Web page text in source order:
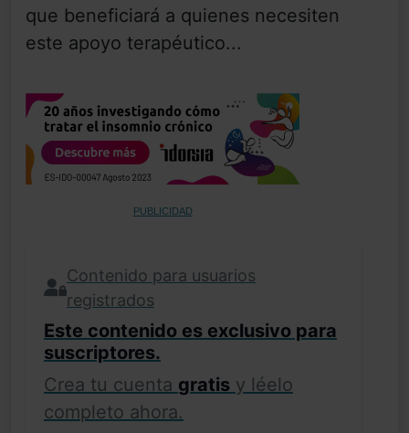
que beneficiará a quienes necesiten
este apoyo terapéutico...
PUBLICIDAD
Contenido para usuarios
registrados
Este contenido es exclusivo para
suscriptores.
Crea tu cuenta gratis y léelo
completo ahora.